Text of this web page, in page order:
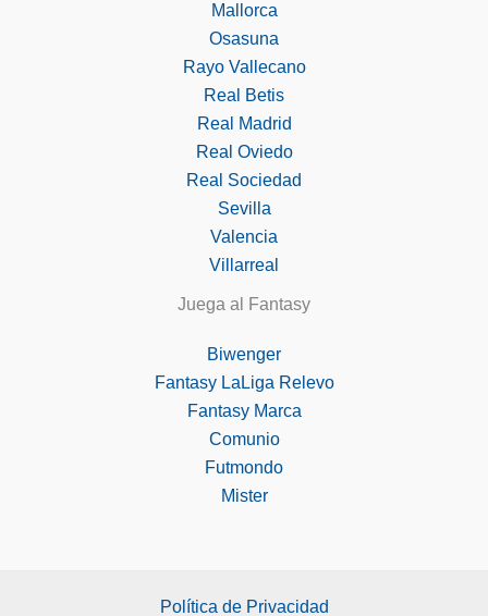
Mallorca
Osasuna
Rayo Vallecano
Real Betis
Real Madrid
Real Oviedo
Real Sociedad
Sevilla
Valencia
Villarreal
Juega al Fantasy
Biwenger
Fantasy LaLiga Relevo
Fantasy Marca
Comunio
Futmondo
Mister
Política de Privacidad